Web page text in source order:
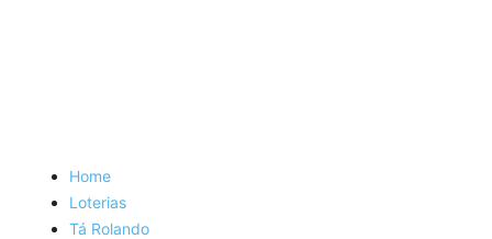
Home
Loterias
Tá Rolando